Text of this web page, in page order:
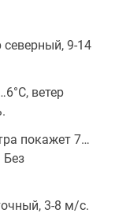
северный, 9-14
ветер
покажет 7…
Без
3-8 м/с.